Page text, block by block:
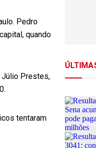
Pedro
quando
Júlio Prestes,
tentaram